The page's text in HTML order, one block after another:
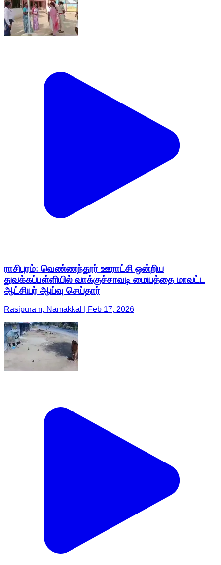
ராசிபுரம்: வெண்ணந்தூர் ஊராட்சி ஒன்றிய
துவக்கப்பள்ளியில் வாக்குச்சாவடி மையத்தை மாவட்ட
ஆட்சியர் ஆய்வு செய்தார்
Rasipuram, Namakkal | Feb 17, 2026